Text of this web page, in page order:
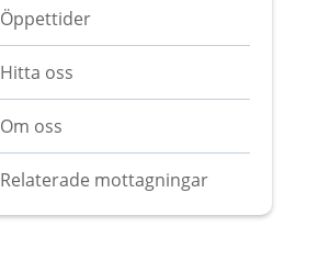
Öppettider
Hitta oss
Om oss
Relaterade mottagningar